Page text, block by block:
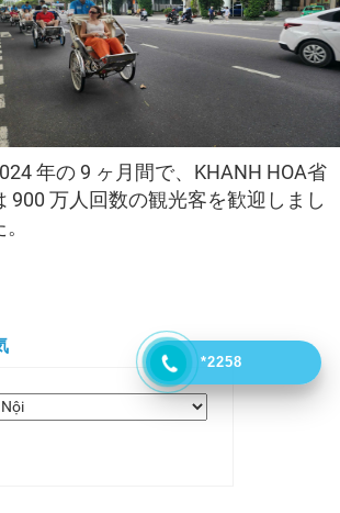
年の 9 ヶ月間で、KHANH HOA省
900 万人回数の観光客を歓迎しまし
*2258